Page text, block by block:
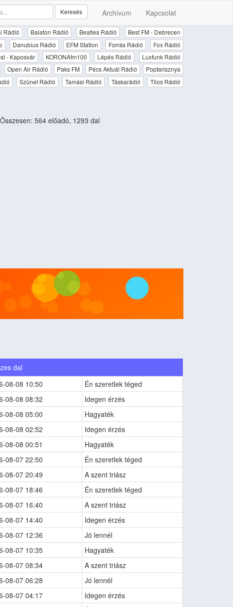
Archívum Kapcsolat
Keresés
Rádió Balaton Rádió Beatles Rádió
Best FM - Debrecen
Danubius Rádió EFM Station Forrás Rádió
Fox Rádió
- Kaposvár KORONAfm100 Lépés Rádió
Luxfunk Rádió
Open Air Rádió Paks FM Pécs Aktuál Rádió
Poptarisznya
Szünet Rádió Tamási Rádió Táskarádió
Tilos Rádió
Összesen: 564 előadó, 1293 dal
dal
08-08 10:50
Én szeretlek téged
08-08 08:32
Idegen érzés
08-08 05:00
Hagyaték
08-08 02:52
Idegen érzés
08-08 00:51
Hagyaték
08-07 22:50
Én szeretlek téged
08-07 20:49
A szent triász
08-07 18:46
Én szeretlek téged
08-07 16:40
A szent triász
08-07 14:40
Idegen érzés
08-07 12:36
Jó lennél
08-07 10:35
Hagyaték
08-07 08:34
A szent triász
08-07 06:28
Jó lennél
08-07 04:17
Idegen érzés